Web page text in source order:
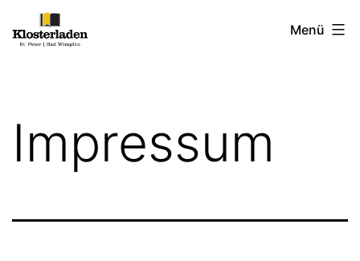
Inhalt
Klosterladen
Bad
Wimpfen
Tal
Menü
Impressum